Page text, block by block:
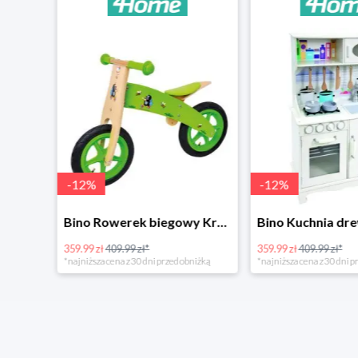
-12%
Bino Rowerek biegowy Krecik
359.99 zł409.99 zł*
*najniższa cena z 30 dni przed obniżką
-12%
359.99 zł409.99 zł*
*najniższa cena z 30 dni